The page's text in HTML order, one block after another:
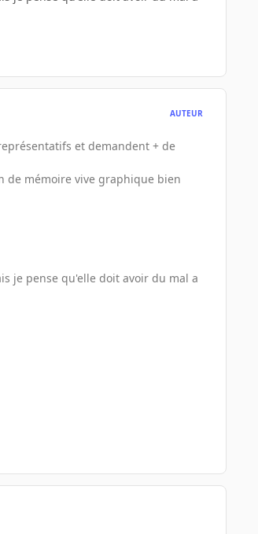
AUTEUR
et demandent + de
de mémoire vive graphique bien
je pense qu'elle doit avoir du mal a